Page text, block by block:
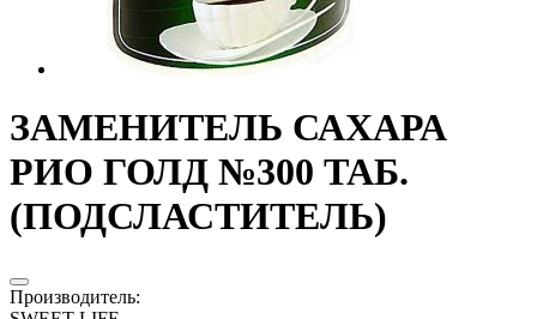
ЗАМЕНИТЕЛЬ САХАРА
РИО ГОЛД №300 ТАБ.
(ПОДСЛАСТИТЕЛЬ)
Производитель: